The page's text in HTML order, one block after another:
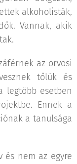
alkoholisták,
Vannak, akik
az orvosi
tőlük és
legtöbb esetben
Ennek a
a tanulsága
és nem az egyre